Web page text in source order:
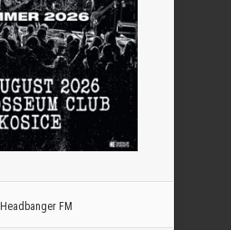
Headbanger FM